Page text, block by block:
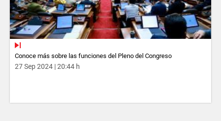
Conoce más sobre las funciones del Pleno del Congreso
27 Sep 2024 | 20:44 h